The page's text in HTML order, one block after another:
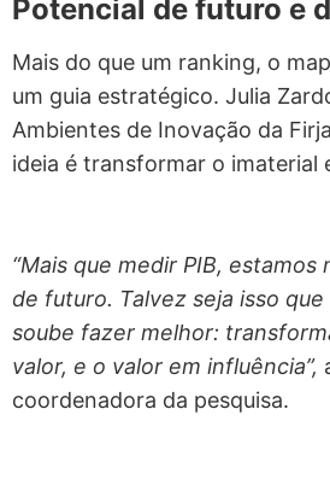
Potencial de futuro e
Mais do que um ranking, o
um guia estratégico. Julia
Ambientes de Inovação da
ideia é transformar o imaterial
“Mais que medir PIB,
de futuro. Talvez seja isso que
soube fazer melhor:
valor, e o valor em influência”,
coordenadora da pesquisa.